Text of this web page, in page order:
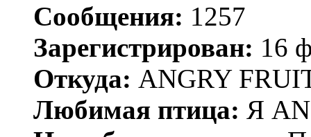
Сообщения: 1257
Зарегистрирован: 16
Откуда: ANGRY
Любимая птица: Я